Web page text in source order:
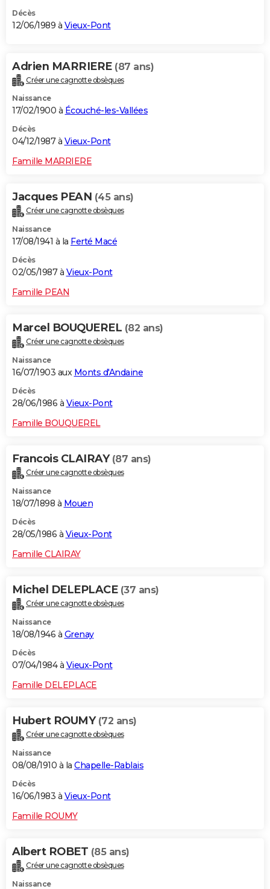
Décès
12/06/1989 à Vieux-Pont
Adrien MARRIERE (87 ans)
Créer une cagnotte obsèques
Naissance
17/02/1900 à Écouché-les-Vallées
Décès
04/12/1987 à Vieux-Pont
Famille MARRIERE
Jacques PEAN (45 ans)
Créer une cagnotte obsèques
Naissance
17/08/1941 à la Ferté Macé
Décès
02/05/1987 à Vieux-Pont
Famille PEAN
Marcel BOUQUEREL (82 ans)
Créer une cagnotte obsèques
Naissance
16/07/1903 aux Monts d'Andaine
Décès
28/06/1986 à Vieux-Pont
Famille BOUQUEREL
Francois CLAIRAY (87 ans)
Créer une cagnotte obsèques
Naissance
18/07/1898 à Mouen
Décès
28/05/1986 à Vieux-Pont
Famille CLAIRAY
Michel DELEPLACE (37 ans)
Créer une cagnotte obsèques
Naissance
18/08/1946 à Grenay
Décès
07/04/1984 à Vieux-Pont
Famille DELEPLACE
Hubert ROUMY (72 ans)
Créer une cagnotte obsèques
Naissance
08/08/1910 à la Chapelle-Rablais
Décès
16/06/1983 à Vieux-Pont
Famille ROUMY
Albert ROBET (85 ans)
Créer une cagnotte obsèques
Naissance